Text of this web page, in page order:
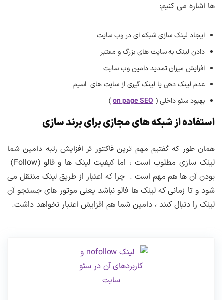
ها اشاره می کنیم:
ایجاد لینک سازی شبکه ای در وب سایت
دادن لینک به سایت های بزرگ و معتبر
افزایش میزان تمدید دامین وب سایت
عدم لینک دهی یا لینک گیری از سایت های اسپم
بهبود سئو داخلی ( on page SEO
)
استفاده از شبکه های مجازی برای برند سازی
همان طور که گفتیم مهم ترین فاکتور ئر افزایش رتبه دامین شما
لینک سازی مطلوب است ، اما کیفیت لینک ها و فالو (Follow)
بودن آن ها هم مهم است . چرا که اعتبار از طریق لینک منتقل می
شود و تا زمانی که لینک ها فالو نباشد یعنی موتور های جستجو آن
لینک را دنبال کنند ، دامین شما هم افزایش اعتبار نخواهد داشت.